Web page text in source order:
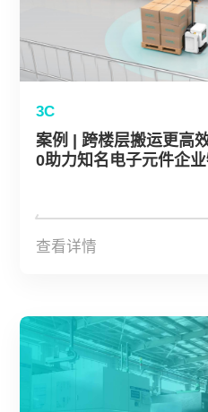
3C
案例 | 跨楼层搬运更高
0助力知名电子元件企
查看详情